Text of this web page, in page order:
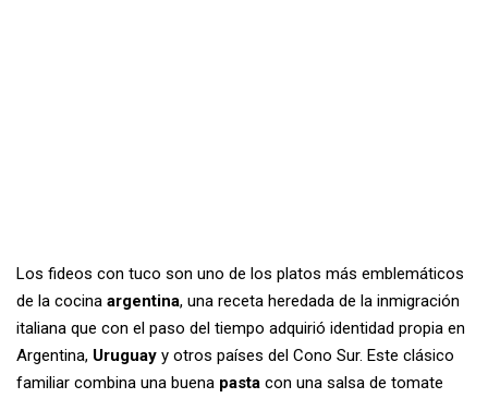
Los fideos con tuco son uno de los platos más emblemáticos
de la cocina argentina, una receta heredada de la inmigración
italiana que con el paso del tiempo adquirió identidad propia en
Argentina, Uruguay y otros países del Cono Sur. Este clásico
familiar combina una buena pasta con una salsa de tomate